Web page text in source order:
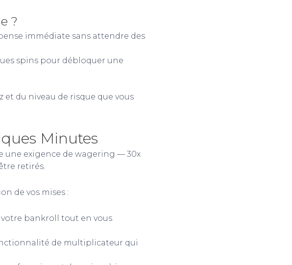
?
immédiate sans attendre des
spins pour débloquer une
du niveau de risque que vous
Minutes
une exigence de wagering — 30x
retirés.
de vos mises :
votre bankroll tout en vous
de multiplicateur qui